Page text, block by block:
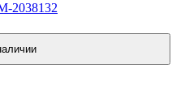
2038132